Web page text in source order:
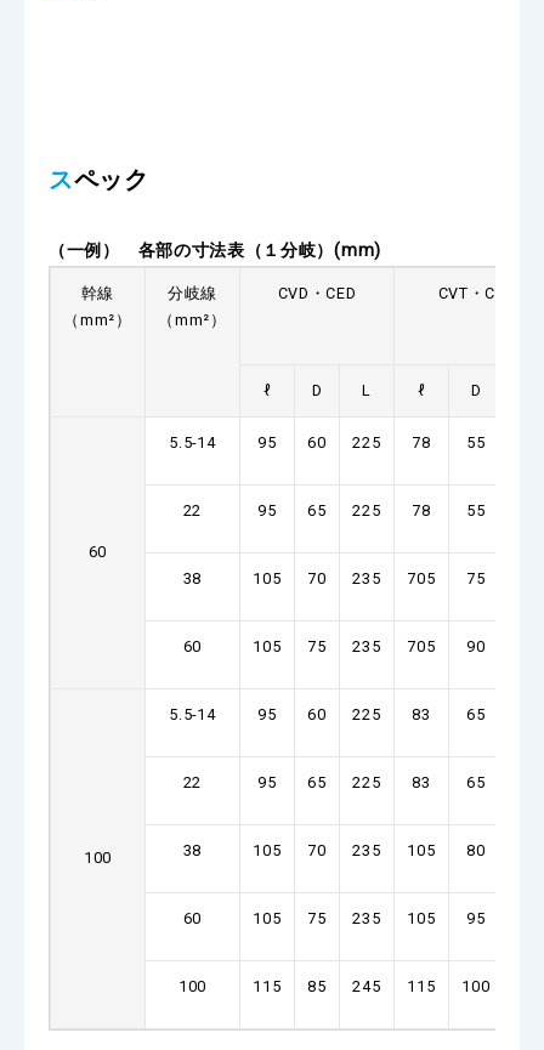
スペック
（一例） 各部の寸法表（１分岐）(mm)
幹線
（mm²）
分岐線
（mm²）
CVD・CED CVT・CET
ℓ D L ℓ D
60
5.5-14 95 60 225 78 55
22 95 65 225 78 55
38 105 70 235 705 75
60 105 75 235 705 90
100
5.5-14 95 60 225 83 65
22 95 65 225 83 65
38 105 70 235 105 80
60 105 75 235 105 95
100 115 85 245 115 100